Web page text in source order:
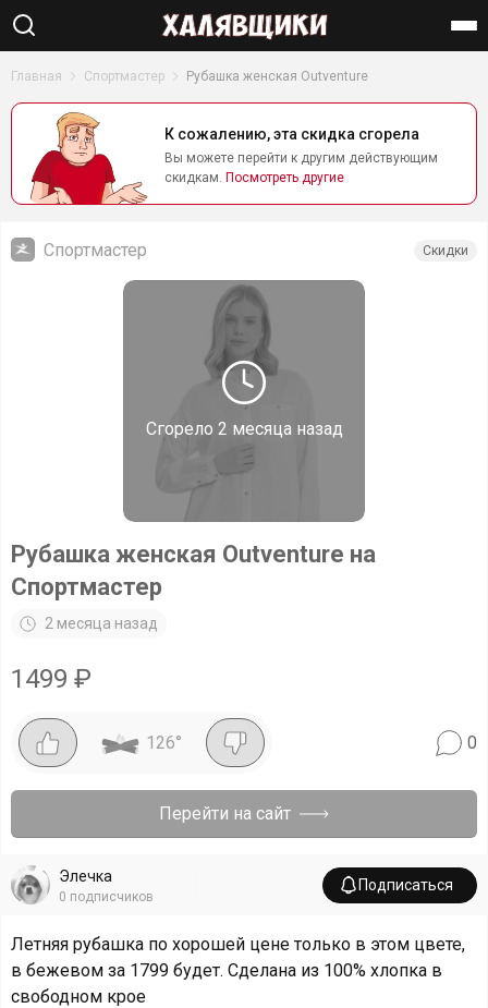
Главная Спортмастер Рубашка женская Outventure
К сожалению, эта скидка сгорела
Вы можете перейти к другим действующим
скидкам. Посмотреть другие
Сгорело 2 месяца назад
Спортмастер Скидки
Рубашка женская Outventure на
Спортмастер
2 месяца назад
1499 ₽
126° 0
Перейти на сайт
Элечка
0 подписчиков
Подписаться
Летняя рубашка по хорошей цене только в этом цвете,
в бежевом за 1799 будет. Сделана из 100% хлопка в
свободном крое